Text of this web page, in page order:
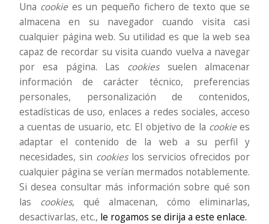
Una cookie es un pequeño fichero de texto que se
almacena en su navegador cuando visita casi
cualquier página web. Su utilidad es que la web sea
capaz de recordar su visita cuando vuelva a navegar
por esa página. Las cookiessuelen almacenar
información de carácter técnico, preferencias
personales, personalización de contenidos,
estadísticas de uso, enlaces a redes sociales, acceso
a cuentas de usuario, etc. El objetivo de la cookiees
adaptar el contenido de la web a su perfil y
necesidades, sin cookieslos servicios ofrecidos por
cualquier página se verían mermados notablemente.
Si desea consultar más información sobre qué son
las cookies, qué almacenan, cómo eliminarlas,
desactivarlas, etc., le rogamos se dirija a este enlace.